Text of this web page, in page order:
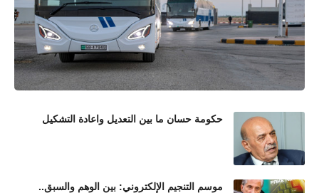
حكومة حسان ما بين التعديل واعادة التشكيل
موسم التنجيم الإلكتروني: بين الوهم والسبق..